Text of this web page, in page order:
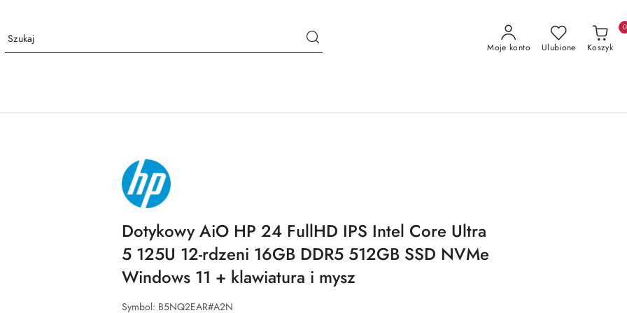
Moje konto Ulubione Koszyk
0
NAZWA
PRODUCENTA:
HP
Dotykowy AiO HP 24 FullHD IPS Intel Core Ultra
5 125U 12-rdzeni 16GB DDR5 512GB SSD NVMe
Windows 11 + klawiatura i mysz
Symbol: B5NQ2EAR#A2N